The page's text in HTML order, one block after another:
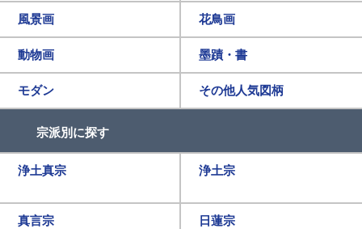
風景画 花鳥画
動物画 墨蹟・書
モダン その他人気図柄
宗派別に探す
浄土真宗 浄土宗
真言宗 日蓮宗